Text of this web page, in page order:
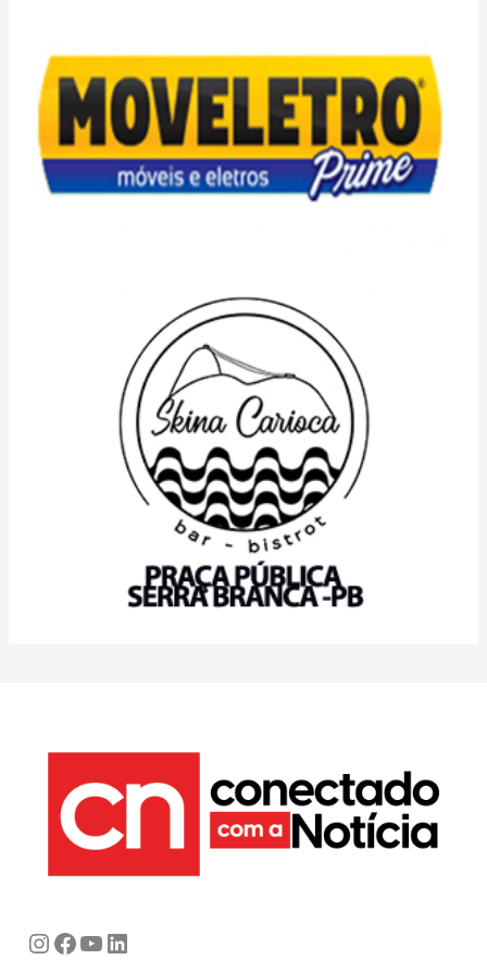
Instagram
Facebook
Youtube
LinkedIn